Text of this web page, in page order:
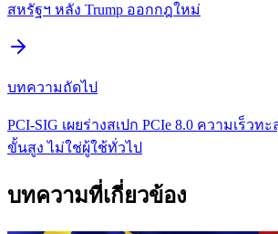
สหรัฐฯ หลัง Trump ออกกฎใหม่
บทความถัดไป
PCI-SIG เผยร่างสเปก PCIe 8.0 ความเร็วท
ขั้นสูง ไม่ใช่ผู้ใช้ทั่วไป
บทความที่เกี่ยวข้อง